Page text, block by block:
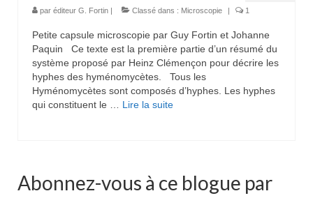
par éditeur G. Fortin Classé dans : Microscopie 1
Petite capsule microscopie par Guy Fortin et Johanne
Paquin Ce texte est la première partie d’un résumé du
système proposé par Heinz Clémençon pour décrire les
hyphes des hyménomycètes. Tous les
Hyménomycètes sont composés d’hyphes. Les hyphes
qui constituent le … Lire la suite­­
Abonnez-vous à ce blogue par